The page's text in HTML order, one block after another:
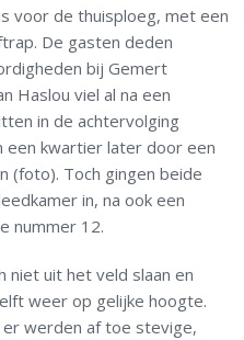
voor de thuisploeg, met een
De gasten deden
bij Gemert
Haslou viel al na een
in de achtervolging
een kwartier later door een
(foto). Toch gingen beide
in, na ook een
nummer 12.
niet uit het veld slaan en
weer op gelijke hoogte.
werden af toe stevige,